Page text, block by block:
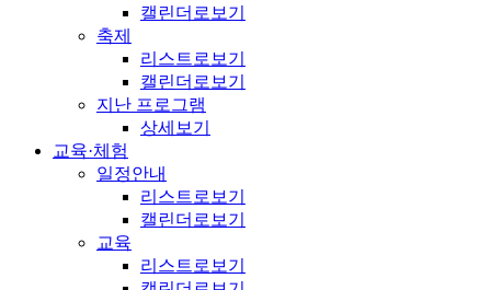
캘린더로보기
축제
리스트로보기
캘린더로보기
지난 프로그램
상세보기
교육·체험
일정안내
리스트로보기
캘린더로보기
교육
리스트로보기